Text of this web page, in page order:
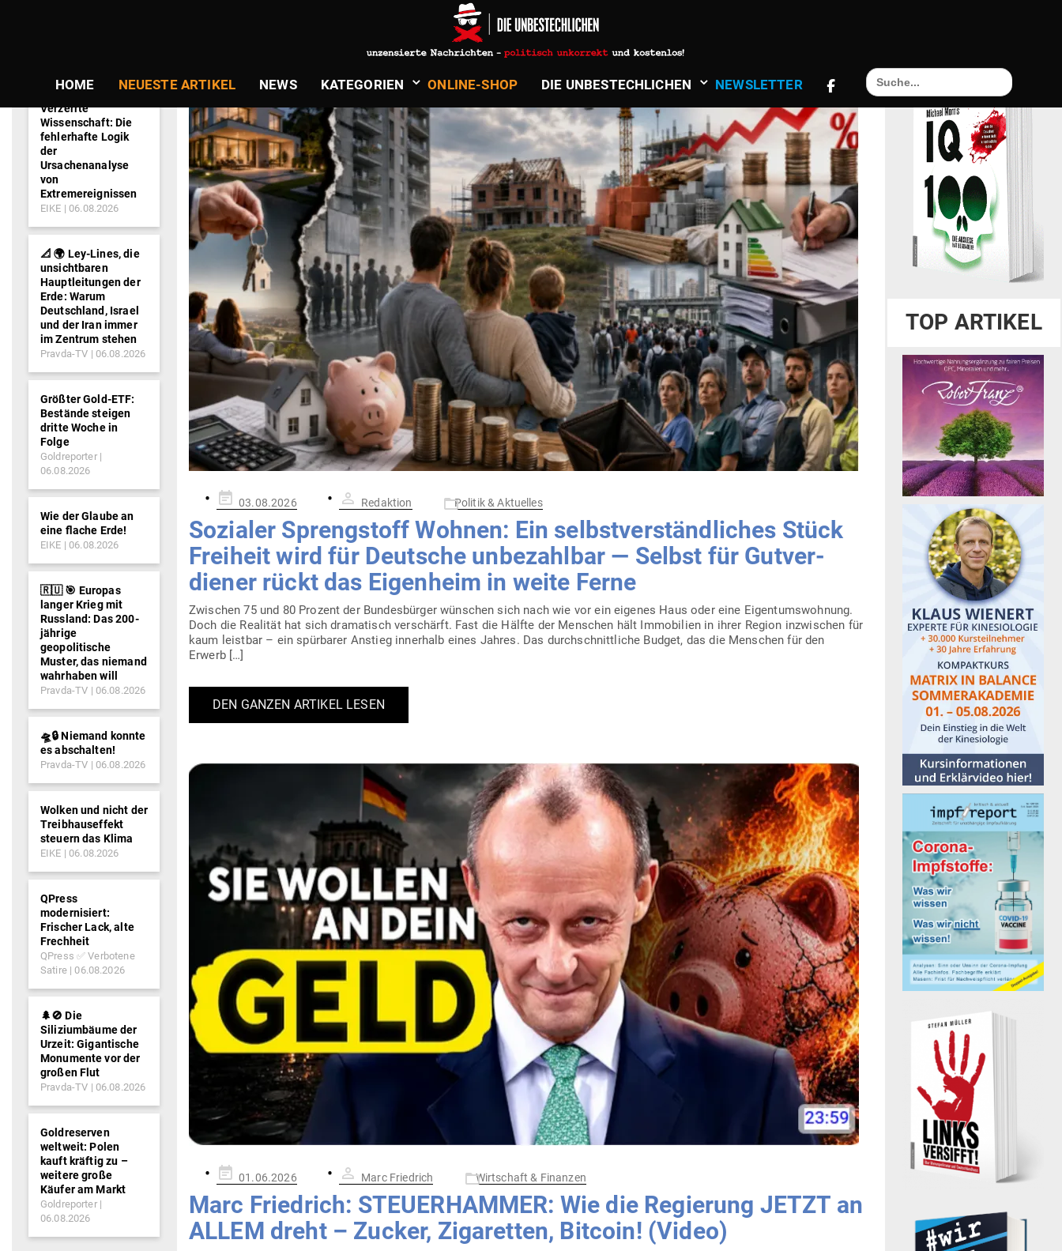
HOME NEUESTE ARTIKEL NEWS KATE­GORIEN ONLINE-SHOP DIE UNBE­STECH­LICHEN NEWS­LETTER
Search
for:
Gepostet
am
03.08.2026 Redaktion Politik & Aktuelles
Sozialer Spreng­stoff Wohnen: Ein selbst­ver­ständ­liches Stück
Freiheit wird für Deutsche unbe­zahlbar — Selbst für Gut­ver­
diener rückt das Eigenheim in weite Ferne
Zwi­schen 75 und 80 Prozent der Bun­des­bürger wün­schen sich nach wie vor ein eigenes Haus oder eine Eigen­tums­wohnung.
Doch die Rea­lität hat sich dra­ma­tisch ver­schärft. Fast die Hälfte der Men­schen hält Immo­bilien in ihrer Region inzwi­schen für
kaum leistbar – ein spür­barer Anstieg innerhalb eines Jahres. Das durch­schnitt­liche Budget, das die Men­schen für den
Erwerb […]
DEN GANZEN ARTIKEL LESEN
Gepostet
am
01.06.2026 Marc Friedrich Wirtschaft & Finanzen
Marc Friedrich: STEU­ER­HAMMER: Wie die Regierung JETZT an
ALLEM dreht – Zucker, Ziga­retten, Bitcoin! (Video)
Verzerrte
Wissenschaft: Die
fehlerhafte Logik
der
Ursachenanalyse
von
Extremereignissen
EIKE 06.08.2026
📐 🌍 Ley-Lines, die
unsichtbaren
Hauptleitungen der
Erde: Warum
Deutschland, Israel
und der Iran immer
im Zentrum stehen
Pravda-TV 06.08.2026
Größter Gold-ETF:
Bestände steigen
dritte Woche in
Folge
Goldreporter
06.08.2026
Wie der Glaube an
eine flache Erde!
EIKE 06.08.2026
🇷🇺 🎯 Europas
langer Krieg mit
Russland: Das 200-
jährige
geopolitische
Muster, das niemand
wahrhaben will
Pravda-TV 06.08.2026
🛸🔒 Niemand konnte
es abschalten!
Pravda-TV 06.08.2026
Wolken und nicht der
Treibhauseffekt
steuern das Klima
EIKE 06.08.2026
QPress
modernisiert:
Frischer Lack, alte
Frechheit
QPress ✅ Verbotene
Satire
06.08.2026
🌲🚫 Die
Siliziumbäume der
Urzeit: Gigantische
Monumente vor der
großen Flut
Pravda-TV 06.08.2026
Goldreserven
weltweit: Polen
kauft kräftig zu –
weitere große
Käufer am Markt
Goldreporter
06.08.2026
TOP ARTIKEL